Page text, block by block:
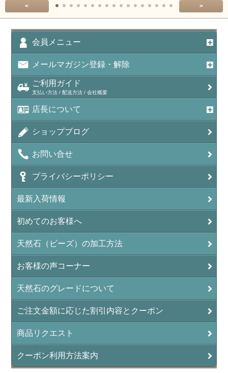
< >
会員メニュー
メールマガジン登録・解除
ご利用ガイド
支払い方法 / 配送方法 / 会社概要
店長について
ショップブログ
お問い合せ
プライバシーポリシー
最新入荷情報
初めてのお客様へ
天然石（ビーズ）の加工方法
お客様の声コーナー
天然石のグレードについて
ご注文金額に応じた割引内容とクーポン
商品リクエスト
クーポン利用方法案内